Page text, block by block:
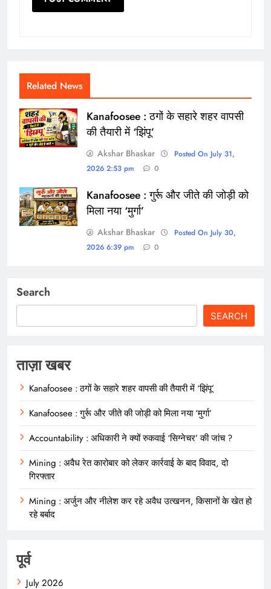
Related News
Kanafoosee : ठगों के सहारे शहर वापसी
की तैयारी में ‘झिंपू’
Akshar Bhaskar
Posted On July 31,
2026 2:53 pm
0
Kanafoosee : गुर्रू और जीते की जोड़ी को
मिला नया ‘मुर्गा’
Akshar Bhaskar
Posted On July 30,
2026 6:39 pm
0
Search
SEARCH
ताज़ा खबर
Kanafoosee : ठगों के सहारे शहर वापसी की तैयारी में ‘झिंपू’
Kanafoosee : गुर्रू और जीते की जोड़ी को मिला नया ‘मुर्गा’
Accountability : अधिकारी ने क्यों रुकवाई ‘सिग्नेचर’ की जांच ?
Mining : अवैध रेत कारोबार को लेकर कार्रवाई के बाद विवाद, दो
गिरफ्तार
Mining : अर्जुन और नीलेश कर रहे अवैध उत्खनन, किसानों के खेत हो
रहे बर्बाद
पूर्व
July 2026